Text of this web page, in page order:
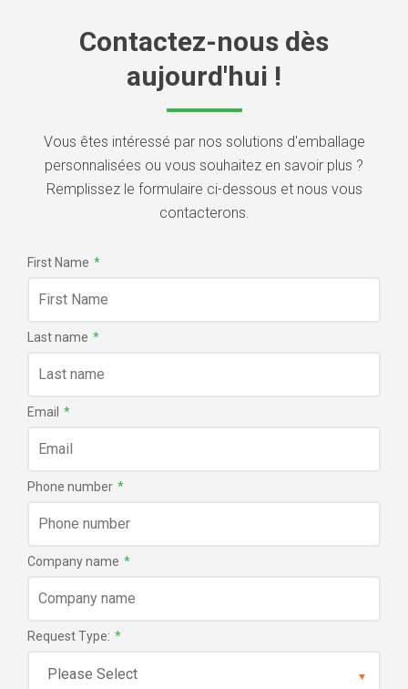
Contactez-nous dès
aujourd'hui !
Vous êtes intéressé par nos solutions d'emballage
personnalisées ou vous souhaitez en savoir plus ?
Remplissez le formulaire ci-dessous et nous vous
contacterons.
First Name *
Last name *
Email *
Phone number *
Company name *
Request Type: *